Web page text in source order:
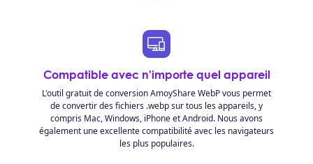
Compatible avec n'importe quel appareil
L'outil gratuit de conversion AmoyShare WebP vous permet
de convertir des fichiers .webp sur tous les appareils, y
compris Mac, Windows, iPhone et Android. Nous avons
également une excellente compatibilité avec les navigateurs
les plus populaires.